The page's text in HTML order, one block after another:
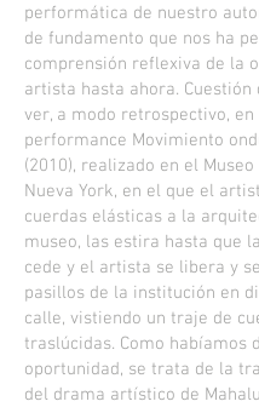
performática de nuestro
de fundamento que nos ha
comprensión reflexiva de la
artista hasta ahora. Cuestión
ver, a modo retrospectivo, en
performance Movimiento
(2010), realizado en el
Nueva York, en el que el
cuerdas elásticas a la
museo, las estira hasta que
cede y el artista se libera y
pasillos de la institución en
calle, vistiendo un traje de
traslúcidas. Como habíamos
oportunidad, se trata de la
del drama artístico de